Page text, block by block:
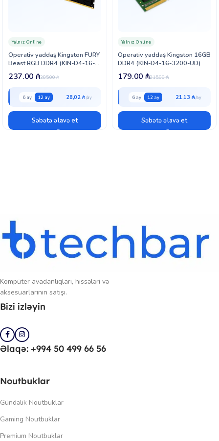
Operativ yaddaş Kingston FURY
Beast RGB DDR4 (KIN-D4-16-
3600-UD-FB-RGB)
Yalnız Online
285.00₼
237.00 ₼
6 ay 12 ay 28,02 ₼
Səbətə əlavə et
Operativ yaddaş Kingston 16GB
DDR4 (KIN-D4-16-3200-UD)
Yalnız Online
215.00₼
179.00 ₼
6 ay 12 ay 21,13 ₼
Səbətə əlavə et
Kompüter avadanlıqları, hissələri və
aksesuarlarının satışı.
Bizi izləyin
Əlaqə: +994 50 499 66 56
Noutbuklar
Gündəlik Noutbuklar
Gaming Noutbuklar
Premium Noutbuklar